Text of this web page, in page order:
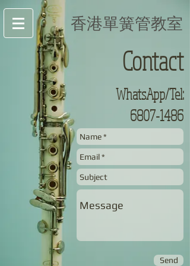
香港單簧管教室
Contact
WhatsApp/Tel:
6807-1486
Send